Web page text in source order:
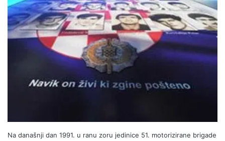
Na današnji dan 1991. u ranu zoru jedinice 51. motorizirane brigade